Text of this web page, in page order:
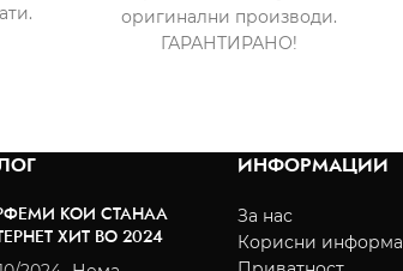
оригинални производи.
ГАРАНТИРАНО!
КОИ СТАНАА
ХИТ ВО 2024
ИНФОРМАЦИИ
За нас
Корисни